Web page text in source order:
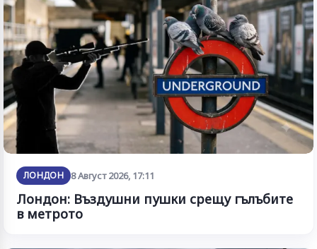
ЛОНДОН 8 Август 2026, 17:11
Лондон: Въздушни пушки срещу гълъбите
в метрото